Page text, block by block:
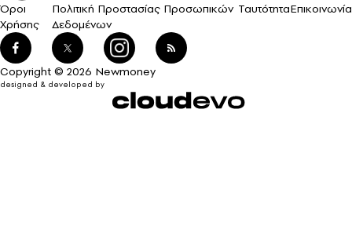
Όροι
Χρήσης
Πολιτική Προστασίας Προσωπικών
Δεδομένων
ΤαυτότηταΕπικοινωνία
Copyright © 2026 Newmoney
designed & developed by